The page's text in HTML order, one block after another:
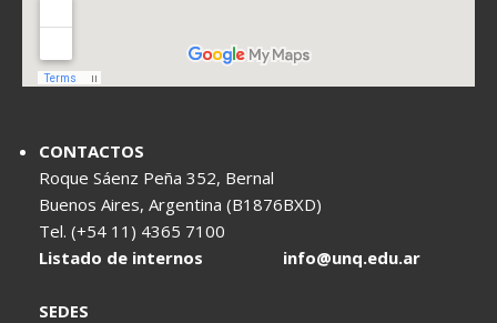
CONTACTOS
Roque Sáenz Peña 352, Bernal
Buenos Aires, Argentina (B1876BXD)
Tel. (+54 11) 4365 7100
Listado de internos
info@unq.edu.ar
SEDES